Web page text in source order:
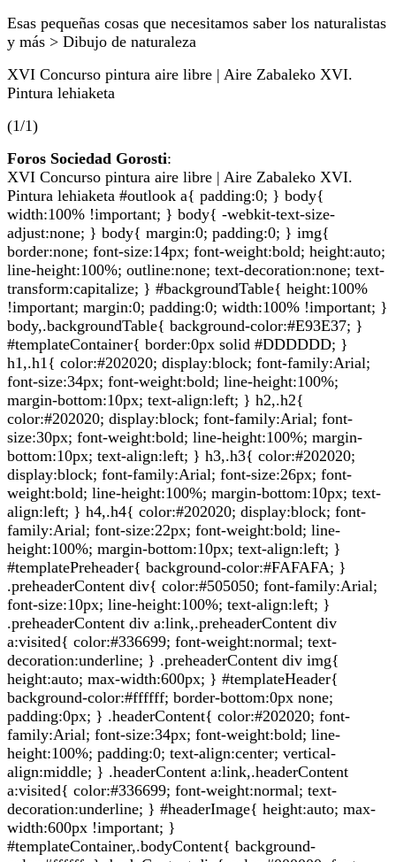
Esas pequeñas cosas que necesitamos saber los naturalistas
y más > Dibujo de naturaleza
XVI Concurso pintura aire libre | Aire Zabaleko XVI.
Pintura lehiaketa
(1/1)
Foros Sociedad Gorosti:
XVI Concurso pintura aire libre | Aire Zabaleko XVI.
Pintura lehiaketa #outlook a{ padding:0; } body{
width:100% !important; } body{ -webkit-text-size-
adjust:none; } body{ margin:0; padding:0; } img{
border:none; font-size:14px; font-weight:bold; height:auto;
line-height:100%; outline:none; text-decoration:none; text-
transform:capitalize; } #backgroundTable{ height:100%
!important; margin:0; padding:0; width:100% !important; }
body,.backgroundTable{ background-color:#E93E37; }
#templateContainer{ border:0px solid #DDDDDD; }
h1,.h1{ color:#202020; display:block; font-family:Arial;
font-size:34px; font-weight:bold; line-height:100%;
margin-bottom:10px; text-align:left; } h2,.h2{
color:#202020; display:block; font-family:Arial; font-
size:30px; font-weight:bold; line-height:100%; margin-
bottom:10px; text-align:left; } h3,.h3{ color:#202020;
display:block; font-family:Arial; font-size:26px; font-
weight:bold; line-height:100%; margin-bottom:10px; text-
align:left; } h4,.h4{ color:#202020; display:block; font-
family:Arial; font-size:22px; font-weight:bold; line-
height:100%; margin-bottom:10px; text-align:left; }
#templatePreheader{ background-color:#FAFAFA; }
.preheaderContent div{ color:#505050; font-family:Arial;
font-size:10px; line-height:100%; text-align:left; }
.preheaderContent div a:link,.preheaderContent div
a:visited{ color:#336699; font-weight:normal; text-
decoration:underline; } .preheaderContent div img{
height:auto; max-width:600px; } #templateHeader{
background-color:#ffffff; border-bottom:0px none;
padding:0px; } .headerContent{ color:#202020; font-
family:Arial; font-size:34px; font-weight:bold; line-
height:100%; padding:0; text-align:center; vertical-
align:middle; } .headerContent a:link,.headerContent
a:visited{ color:#336699; font-weight:normal; text-
decoration:underline; } #headerImage{ height:auto; max-
width:600px !important; }
#templateContainer,.bodyContent{ background-